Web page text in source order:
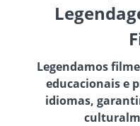
Legendamos
educacionais e
idiomas,